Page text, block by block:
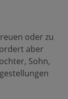
oder zu
aber
Sohn,